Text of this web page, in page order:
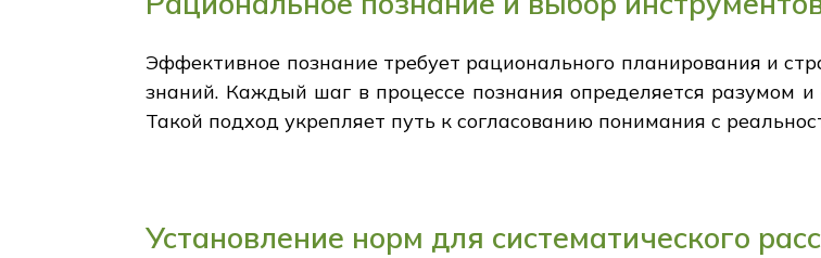
Эффективное познание требует рационального планирования и
знаний. Каждый шаг в процессе познания определяется разумом
Такой подход укрепляет путь к согласованию понимания с
Установление норм для систематического